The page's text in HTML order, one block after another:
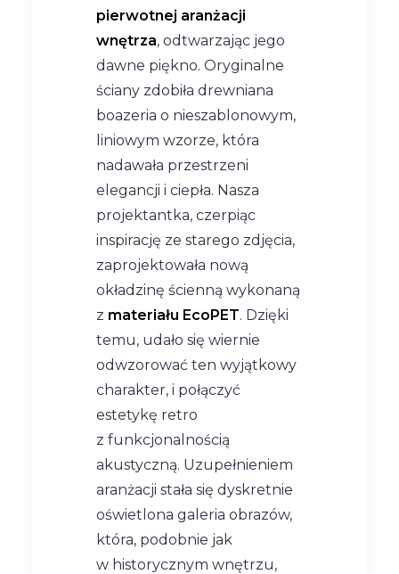
pierwotnej aranżacji
wnętrza, odtwarzając jego
dawne piękno. Oryginalne
ściany zdobiła drewniana
boazeria o nieszablonowym,
liniowym wzorze, która
nadawała przestrzeni
elegancji i ciepła. Nasza
projektantka, czerpiąc
inspirację ze starego zdjęcia,
zaprojektowała nową
okładzinę ścienną wykonaną
z materiału EcoPET. Dzięki
temu, udało się wiernie
odwzorować ten wyjątkowy
charakter, i połączyć
estetykę retro
z funkcjonalnością
akustyczną. Uzupełnieniem
aranżacji stała się dyskretnie
oświetlona galeria obrazów,
która, podobnie jak
w historycznym wnętrzu,